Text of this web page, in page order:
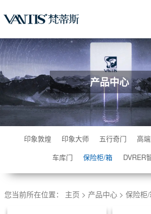
产品中心
印象敦煌 印象大师 五行奇门 高
车库门
保险柜/箱 DVRER
您当前所在位置： 主页 > 产品中心> 保险柜